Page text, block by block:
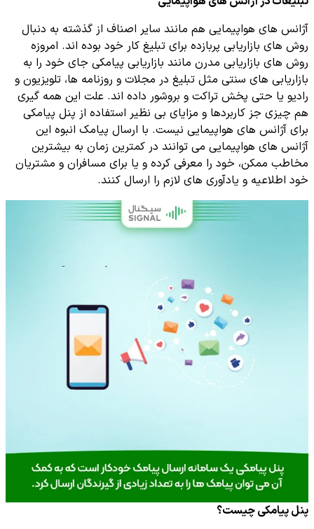
آژانس های هواپیمایی هم مانند سایر اصناف از گذشته به دنبال
روش های بازاریابی پربازده برای تبلیغ کار خود بوده اند. امروزه
روش های بازاریابی مدرن مانند بازاریابی پیامکی جای خود را به
بازاریابی های سنتی مثل تبلیغ در مجلات و روزنامه ها، تلویزیون و
رادیو یا حتی پخش تراکت و بروشور داده اند. علت این همه گیری
هم چیزی جز کاربردها و مزایای بی نظیر استفاده از پنل پیامکی
برای آژانس های هواپیمایی نیست. با ارسال پیامک انبوه این
آژانس های هواپیمایی می توانند در کمترین زمان به بیشترین
مخاطب ممکن، خود را معرفی کرده و یا برای مسافران و مشتریان
خود اطلاعیه و یادآوری های لازم را ارسال کنند.
پنل پیامکی چیست؟